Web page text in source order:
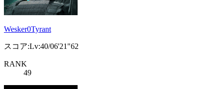
Wesker0Tyrant
スコア:Lv:40/06'21"62
RANK
49